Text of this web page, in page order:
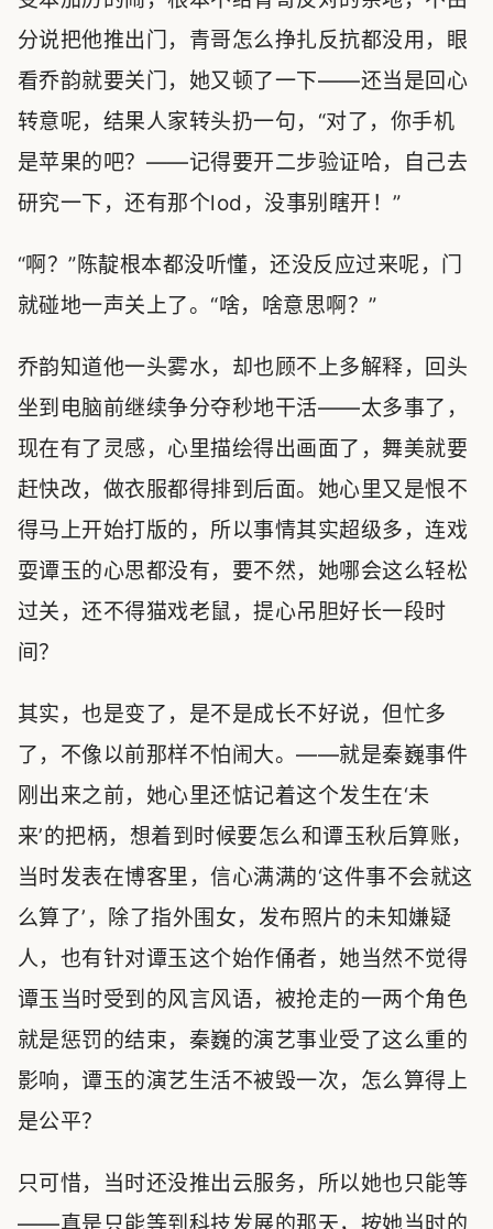
分说把他推出门，青哥怎么挣扎反抗都没用，眼
看乔韵就要关门，她又顿了一下——还当是回心
转意呢，结果人家转头扔一句，“对了，你手机
是苹果的吧？——记得要开二步验证哈，自己去
研究一下，还有那个lod，没事别瞎开！”
“啊？”陈靛根本都没听懂，还没反应过来呢，门
就碰地一声关上了。“啥，啥意思啊？”
乔韵知道他一头雾水，却也顾不上多解释，回头
坐到电脑前继续争分夺秒地干活——太多事了，
现在有了灵感，心里描绘得出画面了，舞美就要
赶快改，做衣服都得排到后面。她心里又是恨不
得马上开始打版的，所以事情其实超级多，连戏
耍谭玉的心思都没有，要不然，她哪会这么轻松
过关，还不得猫戏老鼠，提心吊胆好长一段时
间？
其实，也是变了，是不是成长不好说，但忙多
了，不像以前那样不怕闹大。——就是秦巍事件
刚出来之前，她心里还惦记着这个发生在‘未
来’的把柄，想着到时候要怎么和谭玉秋后算账，
当时发表在博客里，信心满满的‘这件事不会就这
么算了’，除了指外围女，发布照片的未知嫌疑
人，也有针对谭玉这个始作俑者，她当然不觉得
谭玉当时受到的风言风语，被抢走的一两个角色
就是惩罚的结束，秦巍的演艺事业受了这么重的
影响，谭玉的演艺生活不被毁一次，怎么算得上
是公平？
只可惜，当时还没推出云服务，所以她也只能等